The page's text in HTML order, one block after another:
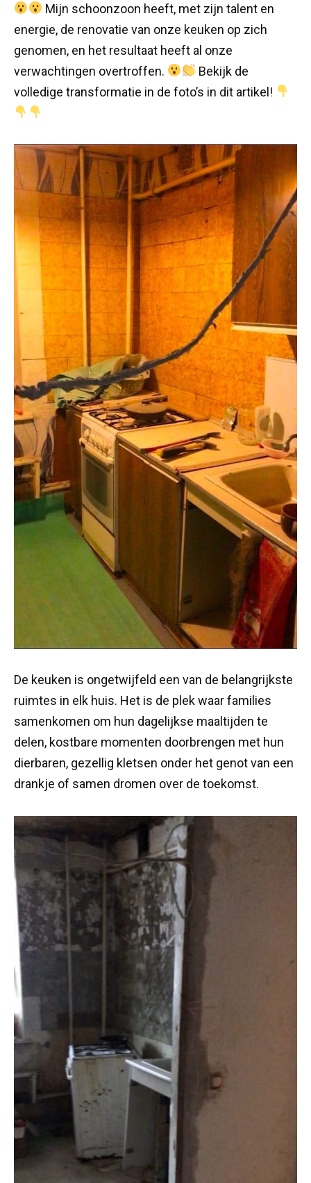
Mijn schoonzoon heeft, met zijn talent en
energie, de renovatie van onze keuken op zich
genomen, en het resultaat heeft al onze
verwachtingen overtroffen.
Bekijk de
volledige transformatie in de foto’s in dit artikel!
De keuken is ongetwijfeld een van de belangrijkste
ruimtes in elk huis. Het is de plek waar families
samenkomen om hun dagelijkse maaltijden te
delen, kostbare momenten doorbrengen met hun
dierbaren, gezellig kletsen onder het genot van een
drankje of samen dromen over de toekomst.